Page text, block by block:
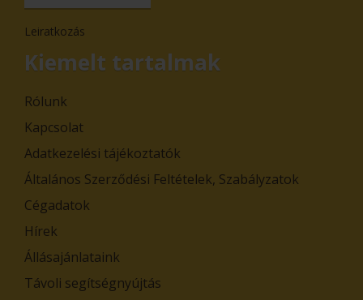
Leiratkozás
Kiemelt tartalmak
Rólunk
Kapcsolat
Adatkezelési tájékoztatók
Általános Szerződési Feltételek, Szabályzatok
Cégadatok
Hírek
Állásajánlataink
Távoli segítségnyújtás